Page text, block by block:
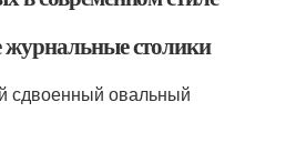
столики
овальный